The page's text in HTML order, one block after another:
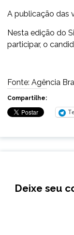
A publicação das
Nesta edição do
participar, o
Fonte: Agência
Compartilhe:
Deixe seu